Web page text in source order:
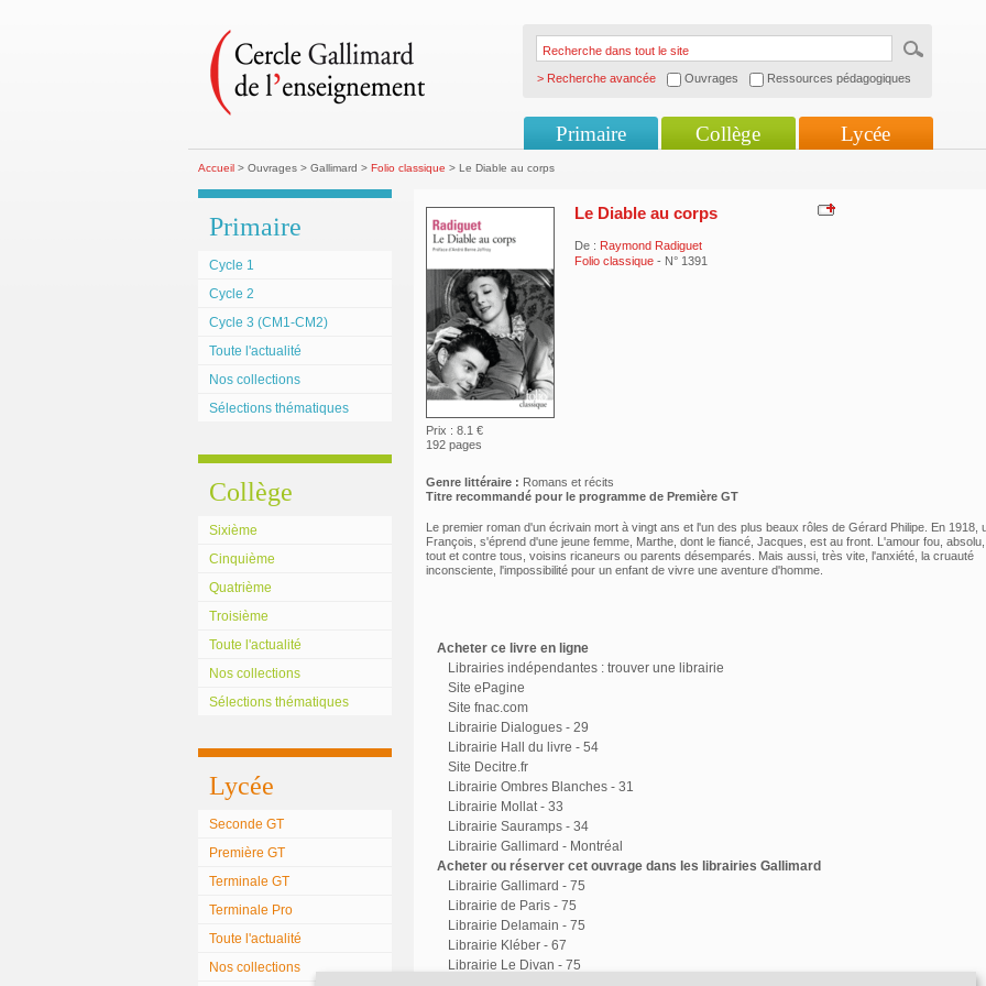
> Recherche avancée Ouvrages Ressources pédagogiques
Primaire Collège Lycée
Accueil> Ouvrages > Gallimard > Folio classique > Le Diable au corps
Primaire
Cycle 1
Cycle 2
Cycle 3 (CM1-CM2)
Toute l'actualité
Nos collections
Sélections thématiques
Collège
Sixième
Cinquième
Quatrième
Troisième
Toute l'actualité
Nos collections
Sélections thématiques
Lycée
Seconde GT
Première GT
Terminale GT
Terminale Pro
Toute l'actualité
Nos collections
Prix : 8.1 €
192 pages
Le Diable au corps
De : Raymond Radiguet
Folio classique - N° 1391
Genre littéraire : Romans et récits
Titre recommandé pour le programme de Première GT
Le premier roman d'un écrivain mort à vingt ans et l'un des plus beaux rôles de Gérard Philipe. En 1918,
François, s'éprend d'une jeune femme, Marthe, dont le fiancé, Jacques, est au front. L'amour fou,
tout et contre tous, voisins ricaneurs ou parents désemparés. Mais aussi, très vite, l'anxiété, la cruauté
inconsciente, l'impossibilité pour un enfant de vivre une aventure d'homme.
Acheter ce livre en ligne
Librairies indépendantes : trouver une librairie
Site ePagine
Site fnac.com
Librairie Dialogues - 29
Librairie Hall du livre - 54
Site Decitre.fr
Librairie Ombres Blanches - 31
Librairie Mollat - 33
Librairie Sauramps - 34
Librairie Gallimard - Montréal
Acheter ou réserver cet ouvrage dans les librairies Gallimard
Librairie Gallimard - 75
Librairie de Paris - 75
Librairie Delamain - 75
Librairie Kléber - 67
Librairie Le Divan - 75